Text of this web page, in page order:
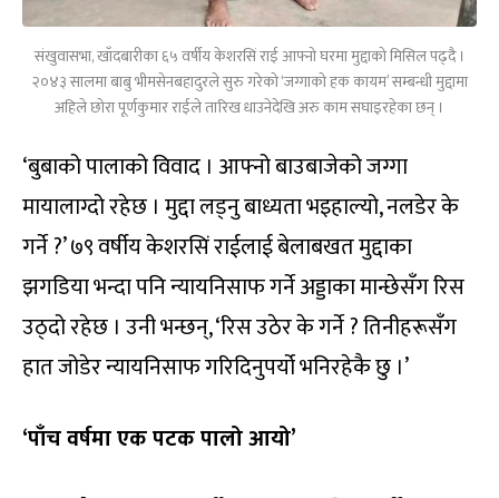
संखुवासभा, खाँदबारीका ६५ वर्षीय केशरसिं राई आफ्नो घरमा मुद्दाको मिसिल पढ्दै ।
२०४३ सालमा बाबु भीमसेनबहादुरले सुरु गरेको ‘जग्गाको हक कायम’ सम्बन्धी मुद्दामा
अहिले छोरा पूर्णकुमार राईले तारिख धाउनेदेखि अरु काम सघाइरहेका छन् ।
‘बुबाको पालाको विवाद । आफ्नो बाउबाजेको जग्गा
मायालाग्दो रहेछ । मुद्दा लड्नु बाध्यता भइहाल्यो, नलडेर के
गर्ने ?’ ७९ वर्षीय केशरसिं राईलाई बेलाबखत मुद्दाका
झगडिया भन्दा पनि न्यायनिसाफ गर्ने अड्डाका मान्छेसँग रिस
उठ्दो रहेछ । उनी भन्छन्, ‘रिस उठेर के गर्ने ? तिनीहरूसँग
हात जोडेर न्यायनिसाफ गरिदिनुपर्यो भनिरहेकै छु ।’
‘पाँच वर्षमा एक पटक पालो आयो’